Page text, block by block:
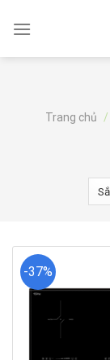
Trang chủ /
-37%